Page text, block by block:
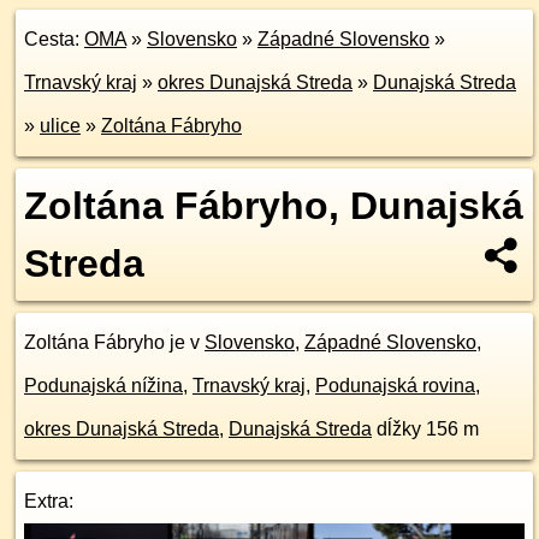
Cesta: OMA» Slovensko » Západné Slovensko »
Trnavský kraj » okres Dunajská Streda » Dunajská Streda
» ulice » Zoltána Fábryho
Zoltána Fábryho, Dunajská
Streda
Zoltána Fábryho je v Slovensko, Západné Slovensko,
Podunajská nížina, Trnavský kraj, Podunajská rovina,
okres Dunajská Streda, Dunajská Streda dĺžky 156 m
Extra: